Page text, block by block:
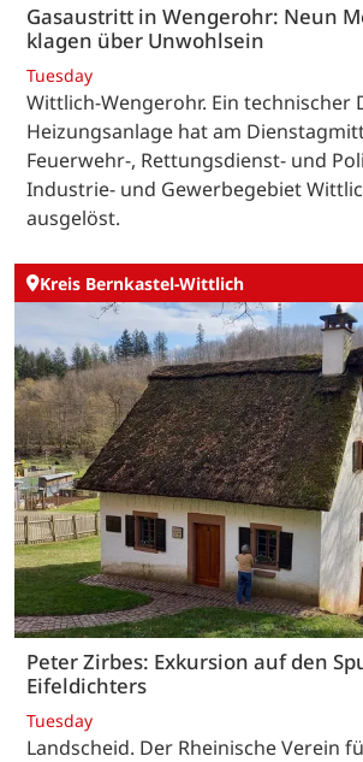
Gasaustritt in Wengerohr: Neun
klagen über Unwohlsein
Tuesday
Wittlich-Wengerohr. Ein technischer
Heizungsanlage hat am
Feuerwehr-, Rettungsdienst- und
Industrie- und Gewerbegebiet
ausgelöst.
Kreis Bernkastel-Wittlich
Peter Zirbes: Exkursion auf den
Eifeldichters
Tuesday
Landscheid. Der Rheinische Verein